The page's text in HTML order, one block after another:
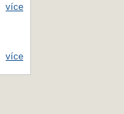
více
více